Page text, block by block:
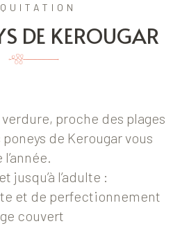
DE KEROUGAR
proche des plages
de Kerougar vous
jusqu’à l’adulte :
et de perfectionnement
couvert